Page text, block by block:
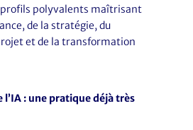
profils polyvalents maîtrisant
de la stratégie, du
et de la transformation
l’IA : une pratique déjà très